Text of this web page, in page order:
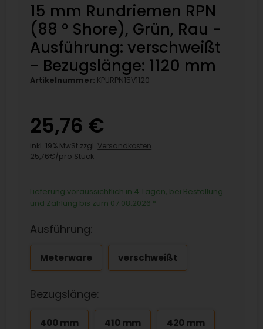
15 mm Rundriemen RPN
(88 ° Shore), Grün, Rau -
Ausführung: verschweißt
- Bezugslänge: 1120 mm
Artikelnummer: KPURPN15V1120
25,76 €
inkl. 19% MwSt zzgl. Versandkosten
25,76€/pro Stück
Lieferung voraussichtlich in 4 Tagen, bei Bestellung
und Zahlung bis zum 07.08.2026 *
Ausführung:
Meterware verschweißt
Bezugslänge:
400 mm 410 mm 420 mm